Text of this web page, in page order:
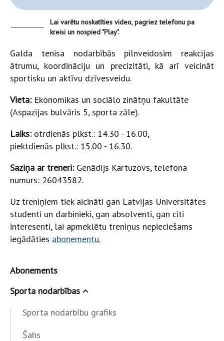
Lai varētu noskatīties video, pagriez telefonu pa
kreisi un nospied "Play".
Galda tenisa nodarbībās pilnveidosim reakcijas
ātrumu, koordināciju un precizitāti, kā arī veicināt
sportisku un aktīvu dzīvesveidu.
Vieta: Ekonomikas un sociālo zinātņu fakultāte
(Aspazijas bulvāris 5, sporta zāle).
Laiks: otrdienās plkst.: 14.30 - 16.00,
piektdienās plkst.: 15.00 - 16.30.
Saziņa ar treneri: Genādijs Kartuzovs, telefona
numurs: 26043582.
Uz treniņiem tiek aicināti gan Latvijas Universitātes
studenti un darbinieki, gan absolventi, gan citi
interesenti, lai apmeklētu treniņus nepieciešams
iegādāties abonementu.
Abonements
Sporta nodarbības
Sporta nodarbību grafiks
Šahs